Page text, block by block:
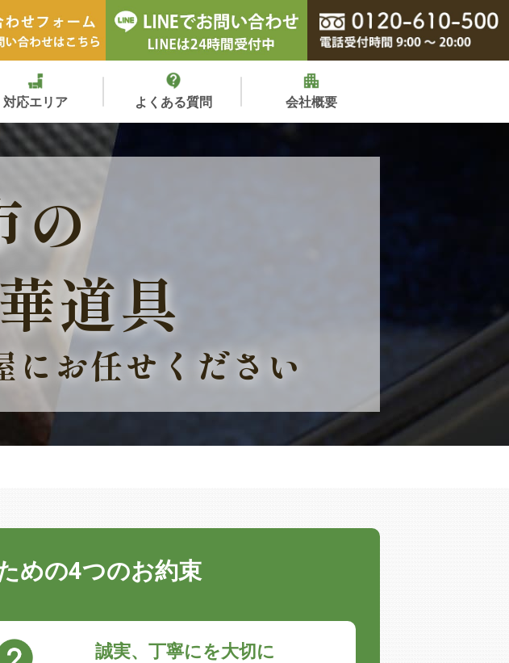
対応エリア よくある質問 会社概要
の
道具
にお任せください
めの4つのお約束
誠実、丁寧にを大切に